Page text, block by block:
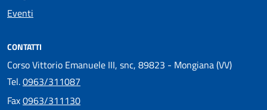
Eventi
CONTATTI
Corso Vittorio Emanuele III, snc, 89823 - Mongiana (VV)
Tel.0963/311087
Fax0963/311130